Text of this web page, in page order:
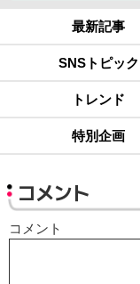
最新記事
SNSトピック
トレンド
特別企画
コメント
コメント